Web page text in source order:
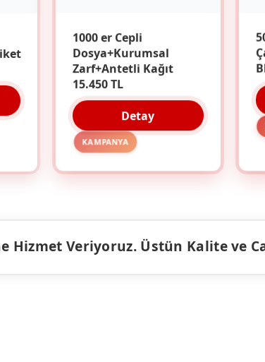
1000 er Cepli
Dosya+Kurumsal
Zarf+Antetli Kağıt
15.450 TL
Detay
KAMPANYA
Hizmet Veriyoruz. Üstün Kalite ve